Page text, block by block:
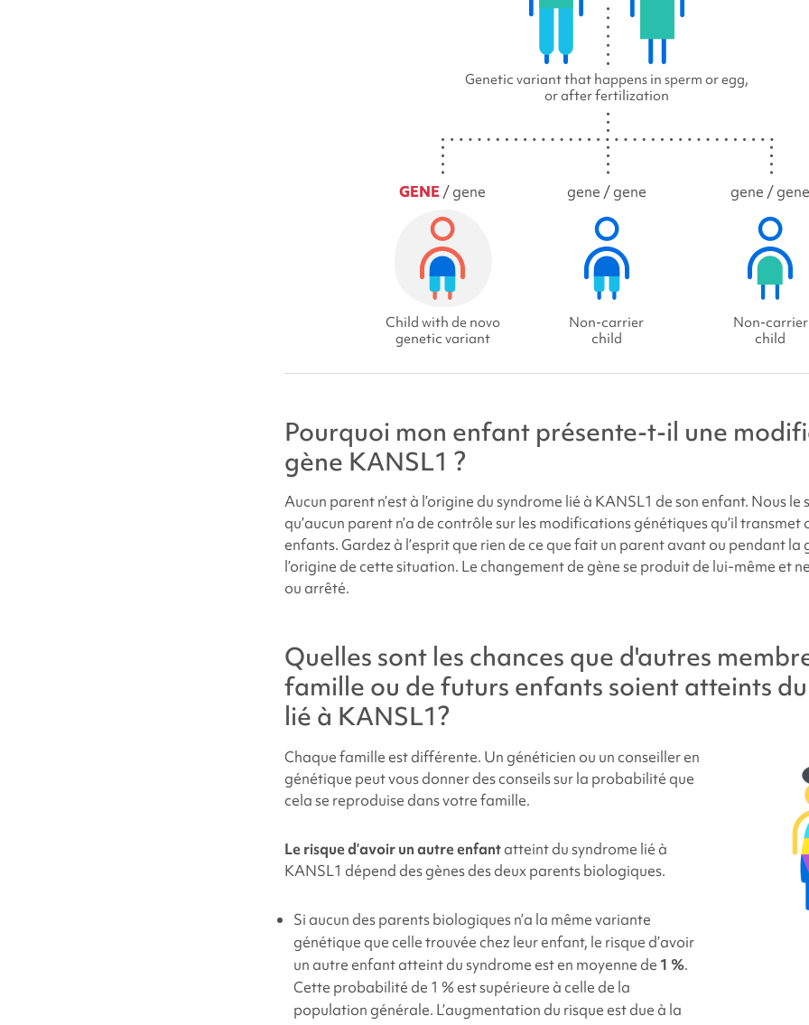
Genetic variant that happens in sperm or egg,
or after fertilization
GENE/ gene
Child with de novo
genetic variant
gene / gene
Non-carrier
child
gene /
Non-carrier
child
Pourquoi mon enfant présente-t-il une
gène KANSL1 ?
Aucun parent n’est à l’origine dusyndrome lié à KANSL1 de son enfant. Nous le
qu’aucun parent n’a de contrôle sur les modifications génétiques qu’il transmet
enfants. Gardez à l’esprit que rien de ce que fait un parent avant ou pendant la
l’origine de cette situation. Le changement de gène se produit de lui-même et
ou arrêté.
Quelles sont les chances que d'autres
famille ou de futurs enfants soient atteints
lié à KANSL1?
Chaque famille est différente. Un généticien ou un conseiller en
génétique peut vous donner des conseils sur la probabilité que
cela se reproduise dans votre famille.
Le risque d’avoir un autre enfantatteint dusyndrome lié à
KANSL1 dépend des gènes des deux parents biologiques.
Si aucun des parents biologiques n’a la même variante
génétique que celle trouvée chez leur enfant, le risque d’avoir
un autre enfant atteint du syndrome est en moyenne de 1 %.
Cette probabilité de 1 % est supérieure à celle de la
population générale. L’augmentation du risque est due à la